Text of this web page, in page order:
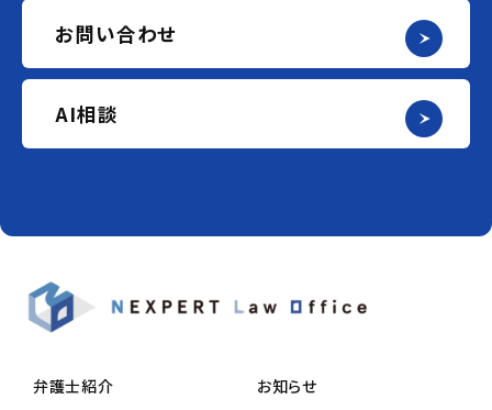
お問い合わせ
AI相談
弁護士紹介
お知らせ